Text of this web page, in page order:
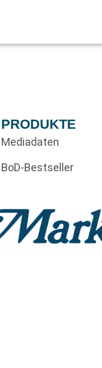
PRODUKTE
Mediadaten
BoD-Bestseller